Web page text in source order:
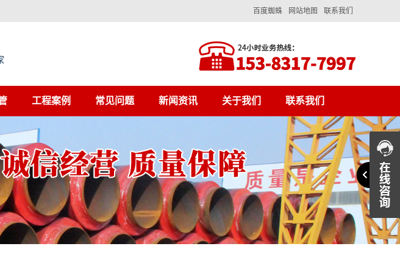
联系我们
网站地图
百度蜘蛛
工程案例 常见问题 新闻资讯 关于我们 联系我们